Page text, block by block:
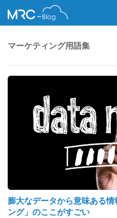
マーケティング用語集
膨大なデータから意味ある
ング」のここがすごい